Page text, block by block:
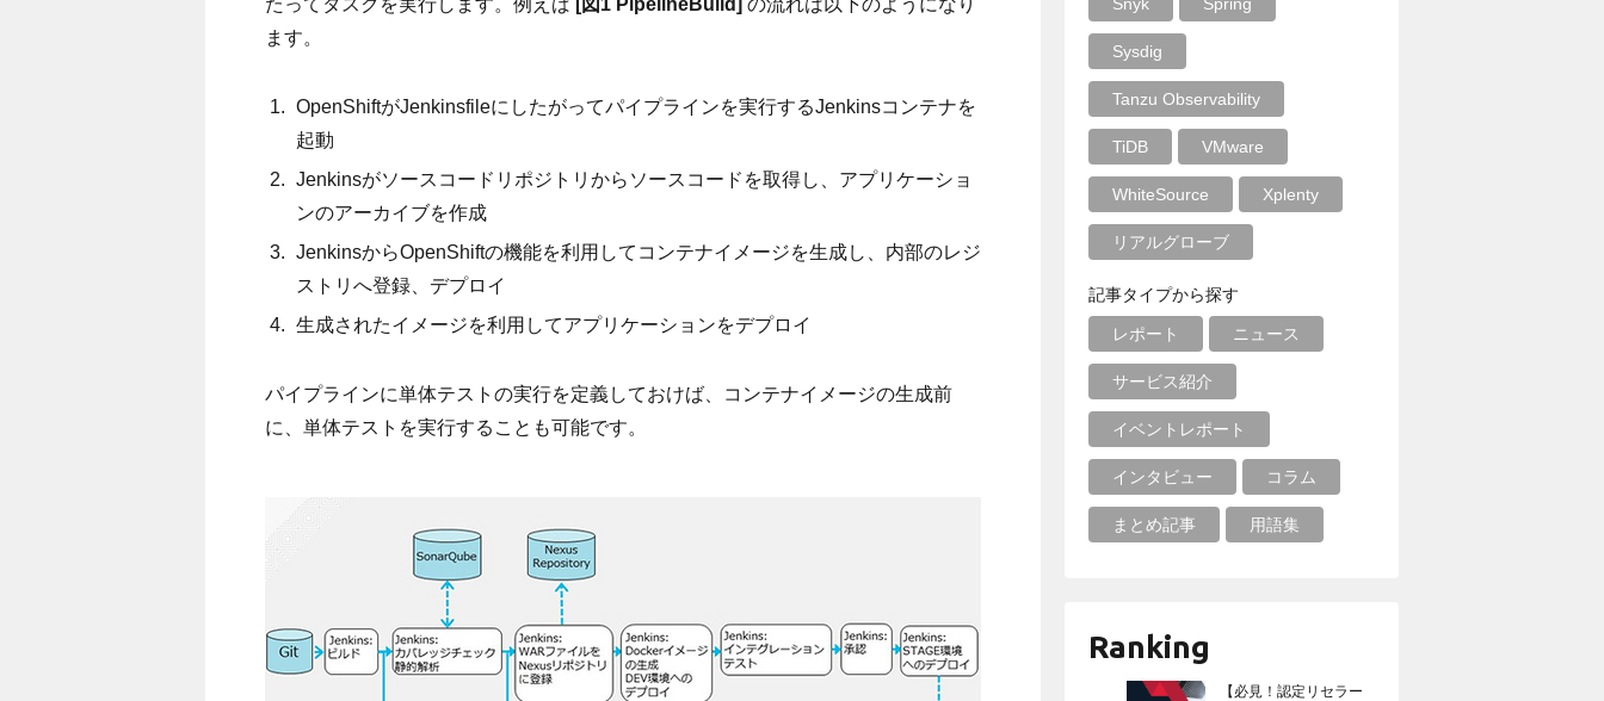
ます。
OpenShiftがJenkinsfileにしたがってパイプラインを実行するJenkinsコンテナを
起動
Jenkinsがソースコードリポジトリからソースコードを取得し、アプリケーショ
ンのアーカイブを作成
JenkinsからOpenShiftの機能を利用してコンテナイメージを生成し、内部のレジ
ストリへ登録、デプロイ
生成されたイメージを利用してアプリケーションをデプロイ
パイプラインに単体テストの実行を定義しておけば、コンテナイメージの生成前
に、単体テストを実行することも可能です。
Sysdig
Tanzu Observability
TiDB VMware
WhiteSource Xplenty
リアルグローブ
記事タイプから探す
レポート ニュース
サービス紹介
イベントレポート
インタビュー コラム
まとめ記事 用語集
Ranking
【必見！認定リセラー